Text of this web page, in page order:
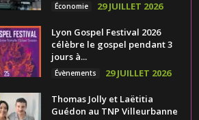
Économie 29 JUILLET 2026
Lyon Gospel Festival 2026
célèbre le gospel pendant 3
jours à...
Évènements 29 JUILLET 2026
Thomas Jolly et Laëtitia
Guédon au TNP Villeurbanne